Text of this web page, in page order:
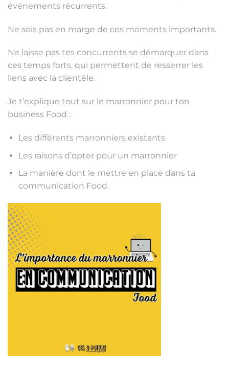
événements récurrents.
Ne sois pas en marge de ces moments importants.
Ne laisse pas tes concurrents se démarquer dans
ces temps forts, qui permettent de resserrer les
liens avec la clientèle.
Je t’explique tout sur le marronnier pour ton
business Food :
Les différents marronniers existants
Les raisons d’opter pour un marronnier
La manière dont le mettre en place dans ta
communication Food.